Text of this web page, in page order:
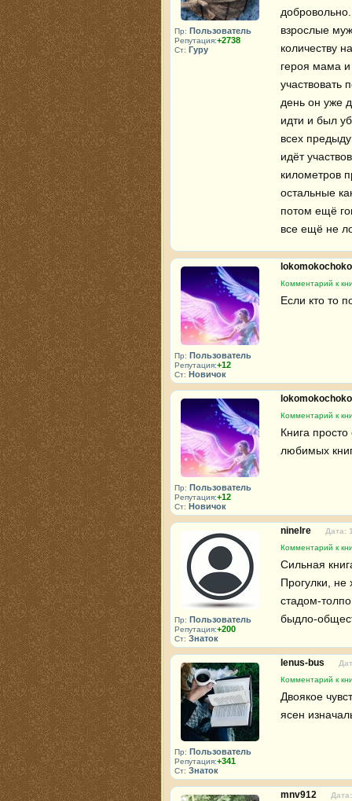
Пр: Пользователь
Репутация:+2738
Ст: Гуру
взрослые
количеству
героя мама
участвовать
день он уже
идти и был
всех
идёт
километров
остальные
потом ещё
все ещё не
Пр: Пользователь
Репутация:+12
Ст: Новичок
Комментарий к
Если кто то
Пр: Пользователь
Репутация:+12
Ст: Новичок
Комментарий к
Книга
любимых
Пр: Пользователь
Репутация:+200
Ст: Знаток
ninelre
Дата:
Комментарий к
Сильная
Прогулки, не
стадом-
быдло-
Пр: Пользователь
Репутация:+341
Ст: Знаток
lenus-bus
Комментарий к
Двоякое
ясен
mnv912